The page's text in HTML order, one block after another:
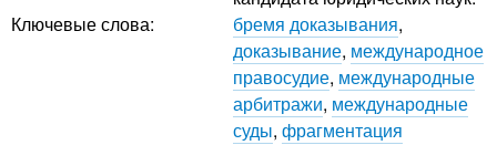
Ключевые слова:
бремя доказывания,
доказывание, международное
правосудие, международные
арбитражи, международные
суды, фрагментация